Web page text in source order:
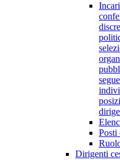
Posti
Dirigenti